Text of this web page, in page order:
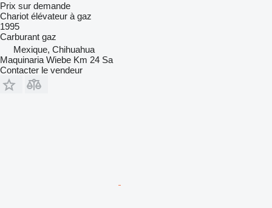
Prix sur demande
Chariot élévateur à gaz
1995
Carburant gaz
Mexique, Chihuahua
Maquinaria Wiebe Km 24 Sa
Contacter le vendeur